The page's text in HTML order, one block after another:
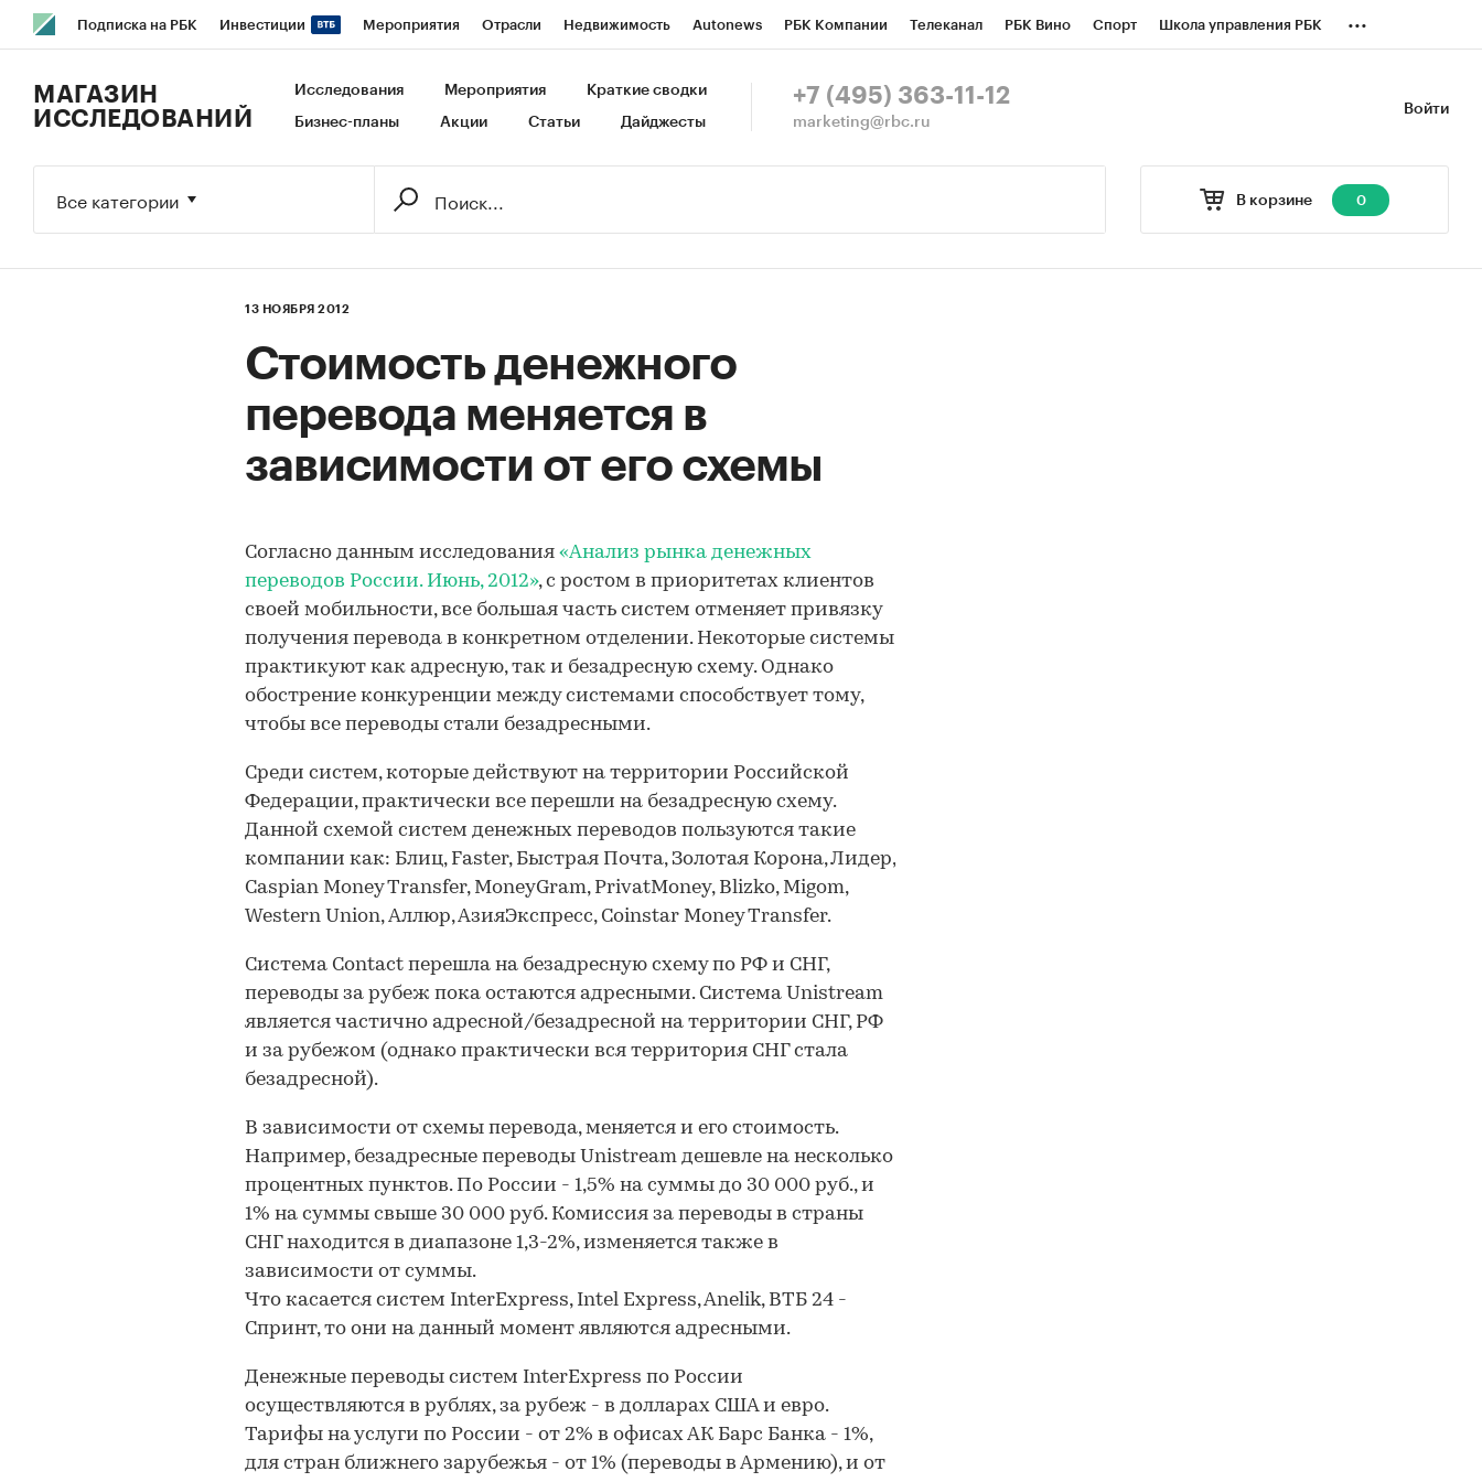
Подписка на РБК Инвестиции Мероприятия Отрасли Недвижимость Autonews РБК Компании Телеканал РБК Вино Спорт Школа управления РБК
Исследования Кредитные рейтинги Франшизы Газета Спецпроекты СПб Конференции СПб Спецпроекты
...
Войти
МАГАЗИН
ИССЛЕДОВАНИЙ
Исследования Мероприятия Краткие сводки
Бизнес-планы Акции Статьи Дайджесты
+7 (495) 363-11-12
marketing@rbc.ru
В корзине 0
Все категории
13 НОЯБРЯ 2012
Стоимость денежного
перевода меняется в
зависимости от его схемы
Согласно данным исследования «Анализ рынка денежных
переводов России. Июнь, 2012», с ростом в приоритетах клиентов
своей мобильности, все большая часть систем отменяет привязку
получения перевода в конкретном отделении. Некоторые системы
практикуют как адресную, так и безадресную схему. Однако
обострение конкуренции между системами способствует тому,
чтобы все переводы стали безадресными.
Среди систем, которые действуют на территории Российской
Федерации, практически все перешли на безадресную схему.
Данной схемой систем денежных переводов пользуются такие
компании как: Блиц, Faster, Быстрая Почта, Золотая Корона, Лидер,
Caspian Money Transfer, MoneyGram, PrivatMoney, Blizko, Migom,
Western Union, Аллюр, АзияЭкспресс, Coinstar Money Transfer.
Система Contact перешла на безадресную схему по РФ и СНГ,
переводы за рубеж пока остаются адресными. Система Unistream
является частично адресной/безадресной на территории СНГ, РФ
и за рубежом (однако практически вся территория СНГ стала
безадресной).
В зависимости от схемы перевода, меняется и его стоимость.
Например, безадресные переводы Unistream дешевле на несколько
процентных пунктов. По России - 1,5% на суммы до 30 000 руб., и
1% на суммы свыше 30 000 руб. Комиссия за переводы в страны
СНГ находится в диапазоне 1,3-2%, изменяется также в
зависимости от суммы.
Что касается систем InterExpress, Intel Express, Anelik, ВТБ 24 -
Спринт, то они на данный момент являются адресными.
Денежные переводы систем InterExpress по России
осуществляются в рублях, за рубеж - в долларах США и евро.
Тарифы на услуги по России - от 2% в офисах АК Барс Банка - 1%,
для стран ближнего зарубежья - от 1% (переводы в Армению), и от